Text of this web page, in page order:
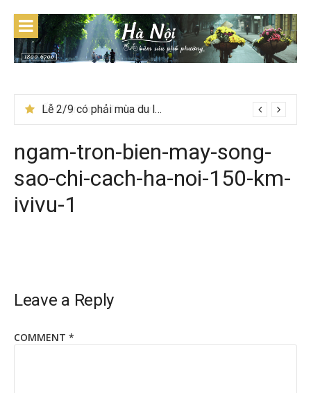
content
Lễ 2/9 có phải mùa du lịch Hà Giang đẹp không?
ngam-tron-bien-may-song-
sao-chi-cach-ha-noi-150-km-
ivivu-1
Leave a Reply
COMMENT *